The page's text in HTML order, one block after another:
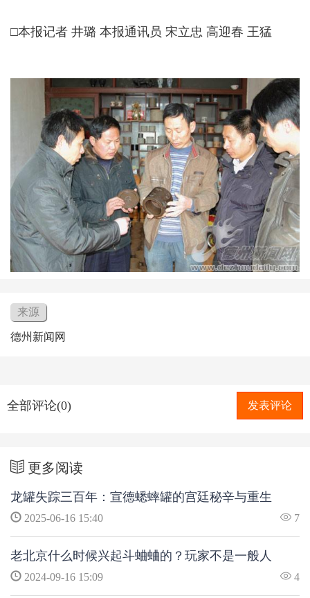
□本报记者 井璐 本报通讯员 宋立忠 高迎春 王猛
来源
德州新闻网
全部评论(0) 发表评论
更多阅读
龙罐失踪三百年：宣德蟋蟀罐的宫廷秘辛与重生
2025-06-16 15:40 7
老北京什么时候兴起斗蛐蛐的？玩家不是一般人
2024-09-16 15:09 4